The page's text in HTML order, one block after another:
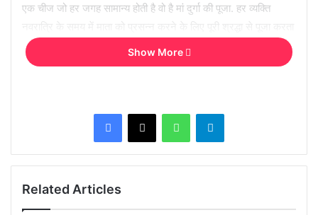
एक चीज जो हर जगह सामान्य होती है वो है मां दुर्गा की पूजा. हर व्यक्ति
नवरात्रि के समय में माता को प्रसन्न करने के लिए पूरी श्रद्धा से पूजा करता
है और अपने सभी दुखों को दूर करने की प्रार्थना करता है. अब जानते हैं
नवरात्रि की सामग्री के बारे में.
सपने में गहने का मिलना या गुम हो जाना क्या दर्शाता है…
घर पर इस तरह बनाएं केमिकल फ्री साबुन, पाएं हेल्दी
Show More
Facebook
X WhatsAppTelegram
Related Articles